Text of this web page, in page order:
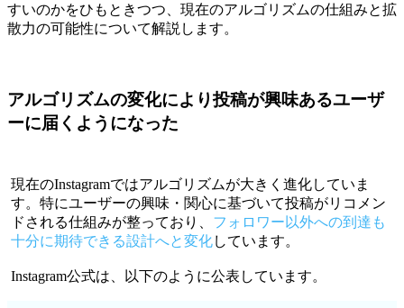
すいのかをひもときつつ、現在のアルゴリズムの仕組みと拡
散力の可能性について解説します。
アルゴリズムの変化により投稿が興味あるユーザ
ーに届くようになった
現在のInstagramではアルゴリズムが大きく進化していま
す。特にユーザーの興味・関心に基づいて投稿がリコメン
ドされる仕組みが整っており、 フォロワー以外への到達も
十分に期待できる設計へと変化しています。
Instagram公式は、以下のように公表しています。